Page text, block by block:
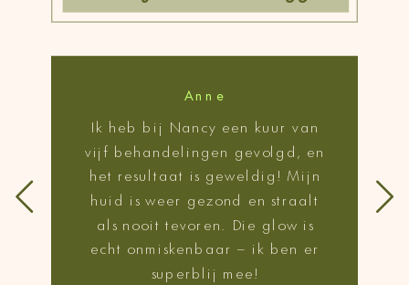
Ik heb bij Nancy een kuur van
vijf behandelingen gevolgd, en
het resultaat is geweldig! Mijn
huid is weer gezond en straalt
als nooit tevoren. Die glow is
echt onmiskenbaar – ik ben er
superblij mee!
Anne